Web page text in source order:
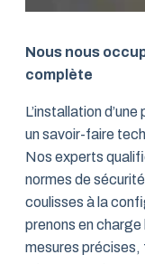
Nous nous
complète
L’installation
un savoir-faire
Nos experts
normes de
coulisses à la
prenons en charge
mesures précises,